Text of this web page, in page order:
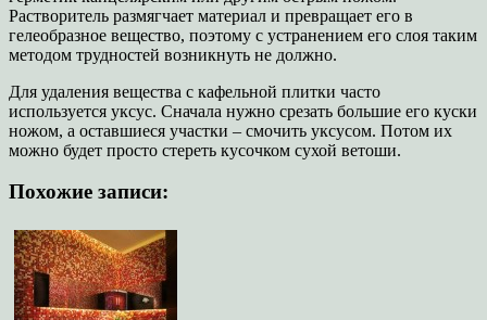
Растворитель размягчает материал и превращает его в
гелеобразное вещество, поэтому с устранением его слоя таким
методом трудностей возникнуть не должно.
Для удаления вещества с кафельной плитки часто
используется уксус. Сначала нужно срезать большие его куски
ножом, а оставшиеся участки – смочить уксусом. Потом их
можно будет просто стереть кусочком сухой ветоши.
Похожие записи: